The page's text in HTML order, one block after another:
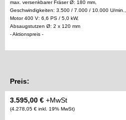
max. versenkbarer Fräser Ø: 180 mm,
Geschwindigkeiten: 3.500 / 7.000 / 10.000 U/min.,
Motor 400 V: 6,6 PS / 5,0 kW,
Absaugstutzen Ø: 2 x 120 mm
- Aktionspreis -
Preis:
3.595,00 € +MwSt
(4.278,05 € inkl. 19% MwSt)